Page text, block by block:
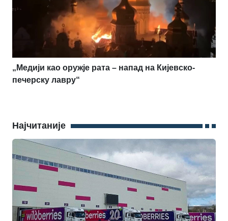
„Медији као оружје рата – напад на Кијевско-
печерску лавру“
Најчитаније